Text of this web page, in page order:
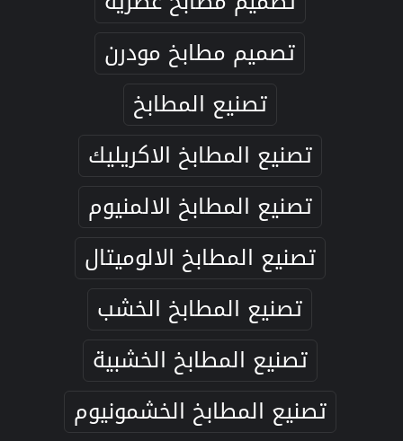
تصميم مطابخ مودرن
تصنيع المطابخ
تصنيع المطابخ الاكريليك
تصنيع المطابخ الالمنيوم
تصنيع المطابخ الالوميتال
تصنيع المطابخ الخشب
تصنيع المطابخ الخشبية
تصنيع المطابخ الخشمونيوم